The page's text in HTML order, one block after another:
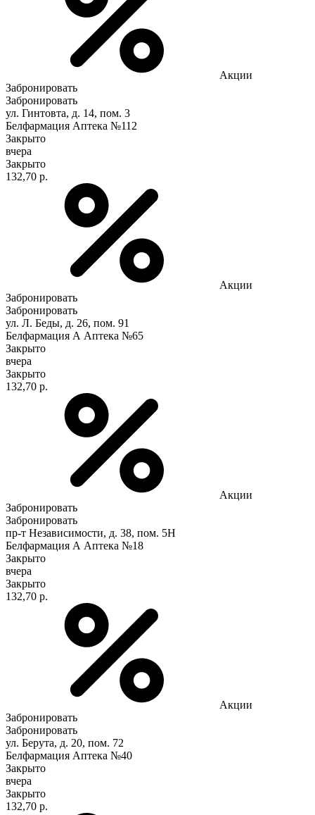
Акции
Забронировать
Забронировать
ул. Гинтовта, д. 14, пом. 3
Белфармация Аптека №112
Закрыто
вчера
Закрыто
132,70 р.
Акции
Забронировать
Забронировать
ул. Л. Беды, д. 26, пом. 91
Белфармация А Аптека №65
Закрыто
вчера
Закрыто
132,70 р.
Акции
Забронировать
Забронировать
пр-т Независимости, д. 38, пом. 5Н
Белфармация А Аптека №18
Закрыто
вчера
Закрыто
132,70 р.
Акции
Забронировать
Забронировать
ул. Берута, д. 20, пом. 72
Белфармация Аптека №40
Закрыто
вчера
Закрыто
132,70 р.